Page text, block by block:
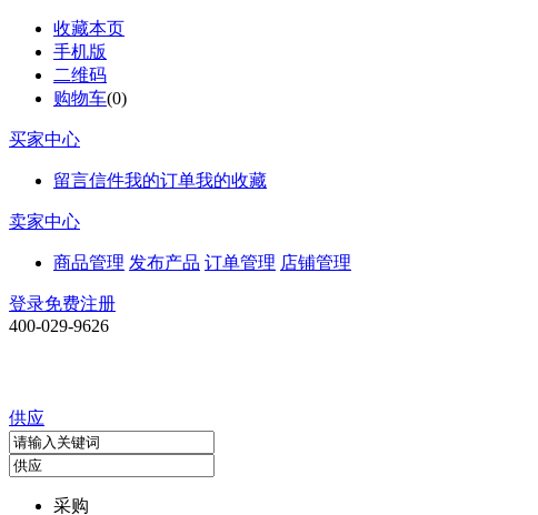
收藏本页
手机版
二维码
购物车(0)
买家中心
留言信件我的订单我的收藏
卖家中心
商品管理 发布产品 订单管理 店铺管理
登录免费注册
400-029-9626
供应
采购